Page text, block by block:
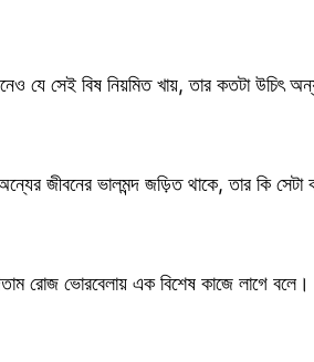
যে সেই বিষ নিয়মিত খায়, তার কতটা উচিৎ
জীবনের ভালমন্দ জড়িত থাকে, তার কি সেটা
রোজ ভোরবেলায় এক বিশেষ কাজে লাগে বলে।